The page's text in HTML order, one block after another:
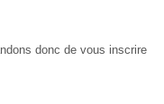
donc de vous inscrire